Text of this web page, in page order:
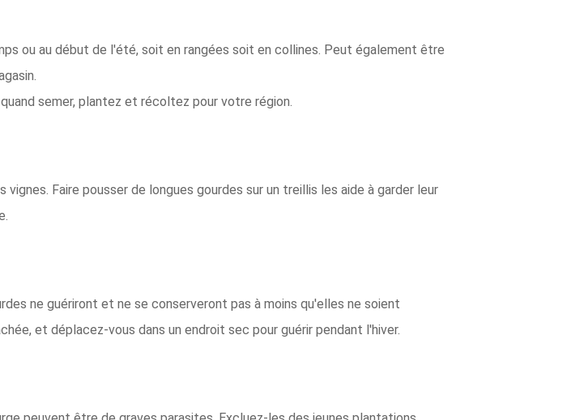
ou au début de l'été, soit en rangées soit en collines. Peut également être
semer, plantez et récoltez pour votre région.
Faire pousser de longues gourdes sur un treillis les aide à garder leur
ne guériront et ne se conserveront pas à moins qu'elles ne soient
et déplacez-vous dans un endroit sec pour guérir pendant l'hiver.